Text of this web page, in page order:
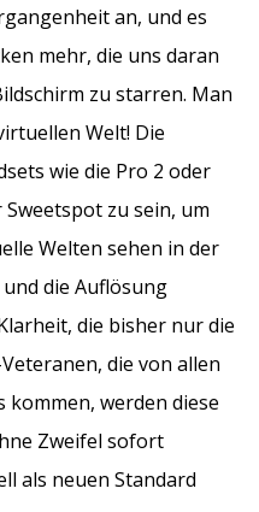
an, und es
mehr, die uns daran
zu starren. Man
Welt! Die
wie die Pro 2 oder
zu sein, um
Welten sehen in der
die Auflösung
die bisher nur die
die von allen
werden diese
Zweifel sofort
als neuen Standard